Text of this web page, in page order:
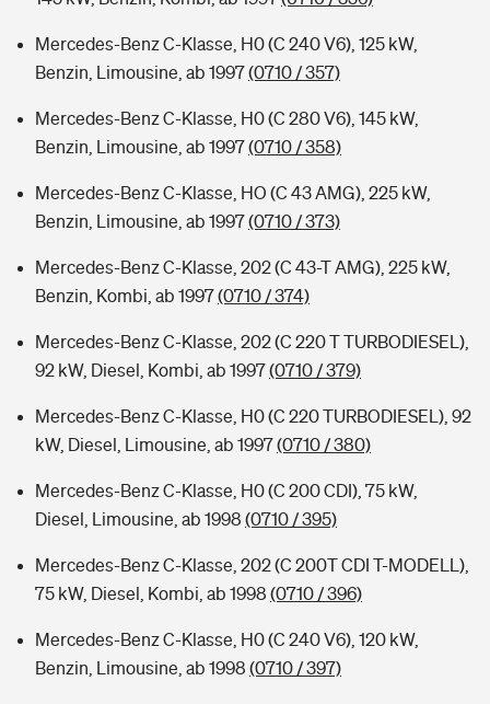
Mercedes-Benz C-Klasse, H0 (C 240 V6), 125 kW,
Benzin, Limousine, ab 1997(0710 / 357)
Mercedes-Benz C-Klasse, H0 (C 280 V6), 145 kW,
Benzin, Limousine, ab 1997(0710 / 358)
Mercedes-Benz C-Klasse, HO (C 43 AMG), 225 kW,
Benzin, Limousine, ab 1997(0710 / 373)
Mercedes-Benz C-Klasse, 202 (C 43-T AMG), 225 kW,
Benzin, Kombi, ab 1997(0710 / 374)
Mercedes-Benz C-Klasse, 202 (C 220 T TURBODIESEL),
92 kW, Diesel, Kombi, ab 1997(0710 / 379)
Mercedes-Benz C-Klasse, H0 (C 220 TURBODIESEL), 92
kW, Diesel, Limousine, ab 1997(0710 / 380)
Mercedes-Benz C-Klasse, H0 (C 200 CDI), 75 kW,
Diesel, Limousine, ab 1998 (0710 / 395)
Mercedes-Benz C-Klasse, 202 (C 200T CDI T-MODELL),
75 kW, Diesel, Kombi, ab 1998 (0710 / 396)
Mercedes-Benz C-Klasse, H0 (C 240 V6), 120 kW,
Benzin, Limousine, ab 1998 (0710 / 397)